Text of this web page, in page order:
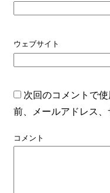
ウェブサイト
次回のコメントで
前、メールアドレス、
コメント